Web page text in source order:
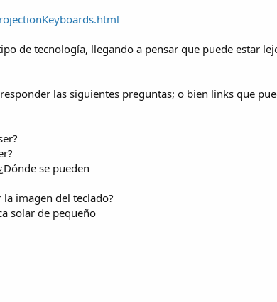
de tecnología, llegando a pensar que puede estar
las siguientes preguntas; o bien links que
se pueden
imagen del teclado?
solar de pequeño